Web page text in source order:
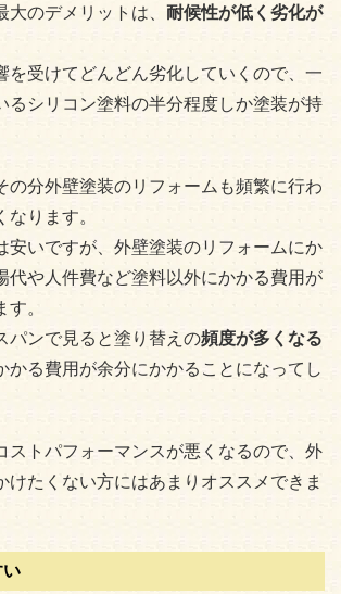
大のデメリットは、 耐候性が低く劣化が
を受けてどんどん劣化していくので、一
るシリコン塗料の半分程度しか塗装が持
の分外壁塗装のリフォームも頻繁に行わ
ります。
安いですが、外壁塗装のリフォームにか
代や人件費など塗料以外にかかる費用が
。
パンで見ると塗り替えの頻度が多くなる
かる費用が余分にかかることになってし
ストパフォーマンスが悪くなるので、外
けたくない方にはあまりオススメできま
い